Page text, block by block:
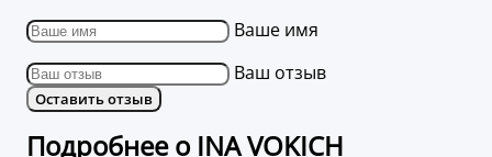
Ваше имя
Ваш отзыв
Оставить отзыв
Подробнее о INA VOKICH